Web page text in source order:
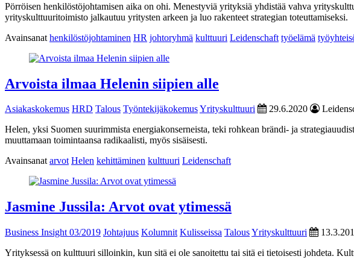
Pörröisen henkilöstöjohtamisen aika on ohi. Menestyviä yrityksiä yhdistää vahva
yrityskulttuuritoimisto jalkautuu yritysten arkeen ja luo rakenteet strategian toteuttamiseksi.
Avainsanat henkilöstöjohtaminen HR johtoryhmä kulttuuri Leidenschaft työelämä
Arvoista ilmaa Helenin siipien alle
Asiakaskokemus HRD Talous TyöntekijäkokemusYrityskulttuuri 29.6.2020
Helen, yksi Suomen suurimmista energiakonserneista, teki rohkean brändi- ja
muuttamaan toimintaansa radikaalisti, myös sisäisesti.
Avainsanatarvot Helen kehittäminen kulttuuri Leidenschaft
Jasmine Jussila: Arvot ovat ytimessä
Business Insight 03/2019 Johtajuus Kolumnit Kulisseissa TalousYrityskulttuuri
Yrityksessä on kulttuuri silloinkin, kun sitä ei ole sanoitettu tai sitä ei tietoisesti johdeta.